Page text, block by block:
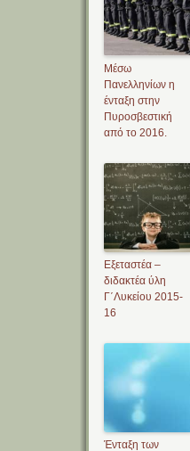
Μέσω
Πανελληνίων η
ένταξη στην
Πυροσβεστική
από το 2016.
Εξεταστέα –
διδακτέα ύλη
Γ΄Λυκείου 2015-
16
Ένταξη των